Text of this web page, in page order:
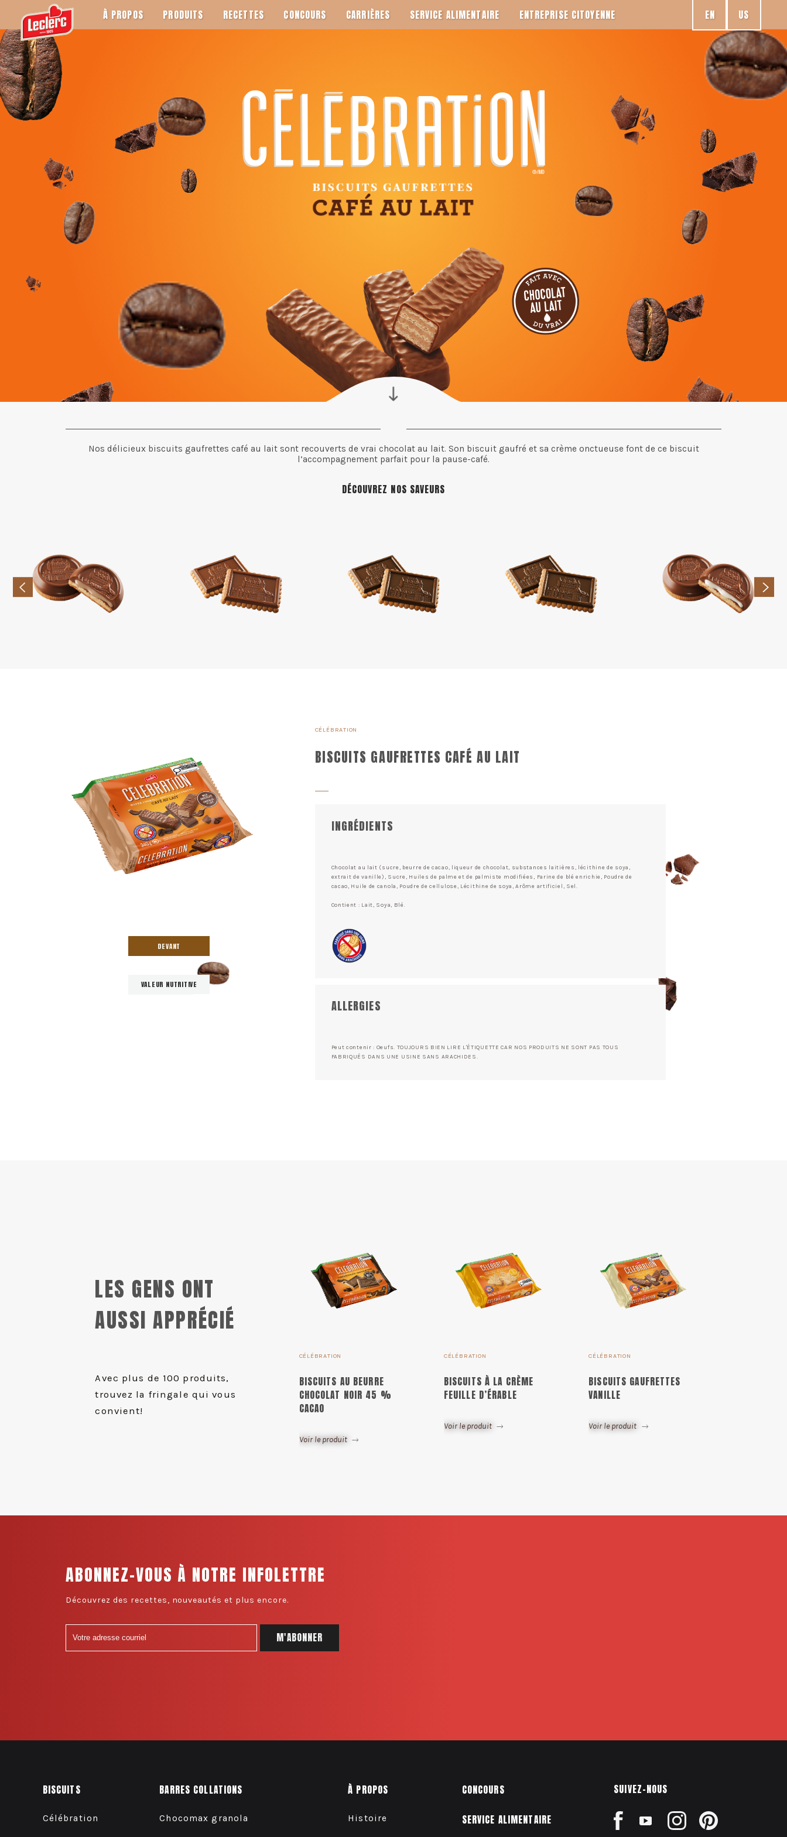
À PROPOS PRODUITS RECETTES CONCOURS CARRIÈRES SERVICE ALIMENTAIRE ENTREPRISE CITOYENNE EN US
Nos délicieux biscuits gaufrettes café au lait sont recouverts de vrai chocolat au lait. Son biscuit gaufré et sa crème onctueuse font de ce biscuit
l’accompagnement parfait pour la pause-café.
DÉCOUVREZ NOS SAVEURS
DEVANT
VALEUR NUTRITIVE
CÉLÉBRATION
BISCUITS GAUFRETTES CAFÉ AU LAIT
INGRÉDIENTS
Chocolat au lait (sucre, beurre de cacao, liqueur de chocolat, substances laitières, lécithine de soya,
extrait de vanille), Sucre, Huiles de palme et de palmiste modifiées, Farine de blé enrichie, Poudre de
cacao, Huile de canola, Poudre de cellulose, Lécithine de soya, Arôme artificiel, Sel.
Contient : Lait, Soya, Blé.
ALLERGIES
Peut contenir : Oeufs. TOUJOURS BIEN LIRE L'ÉTIQUETTE CAR NOS PRODUITS NE SONT PAS TOUS
FABRIQUÉS DANS UNE USINE SANS ARACHIDES.
LES GENS ONT
AUSSI APPRÉCIÉ
Avec plus de 100 produits,
trouvez la fringale qui vous
convient!
CÉLÉBRATION
BISCUITS AU BEURRE
CHOCOLAT NOIR 45 %
CACAO
Voir le produit
CÉLÉBRATION
BISCUITS À LA CRÈME
FEUILLE D’ÉRABLE
Voir le produit
CÉLÉBRATION
BISCUITS GAUFRETTES
VANILLE
Voir le produit
ABONNEZ-VOUS À NOTRE INFOLETTRE
Découvrez des recettes, nouveautés et plus encore.
BISCUITS
Célébration
BARRES COLLATIONS
Chocomax granola
À PROPOS
Histoire
CONCOURS
SERVICE ALIMENTAIRE
SUIVEZ-NOUS